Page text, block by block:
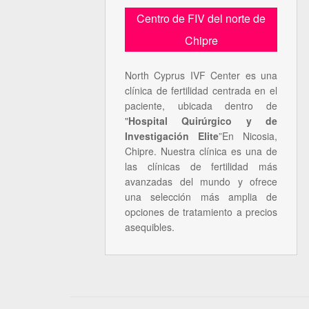
Centro de FIV del norte de
Chipre
North Cyprus IVF Center es una
clínica de fertilidad centrada en el
paciente, ubicada dentro de
"Hospital Quirúrgico y de
Investigación Elite”En Nicosia,
Chipre. Nuestra clínica es una de
las clínicas de fertilidad más
avanzadas del mundo y ofrece
una selección más amplia de
opciones de tratamiento a precios
asequibles.